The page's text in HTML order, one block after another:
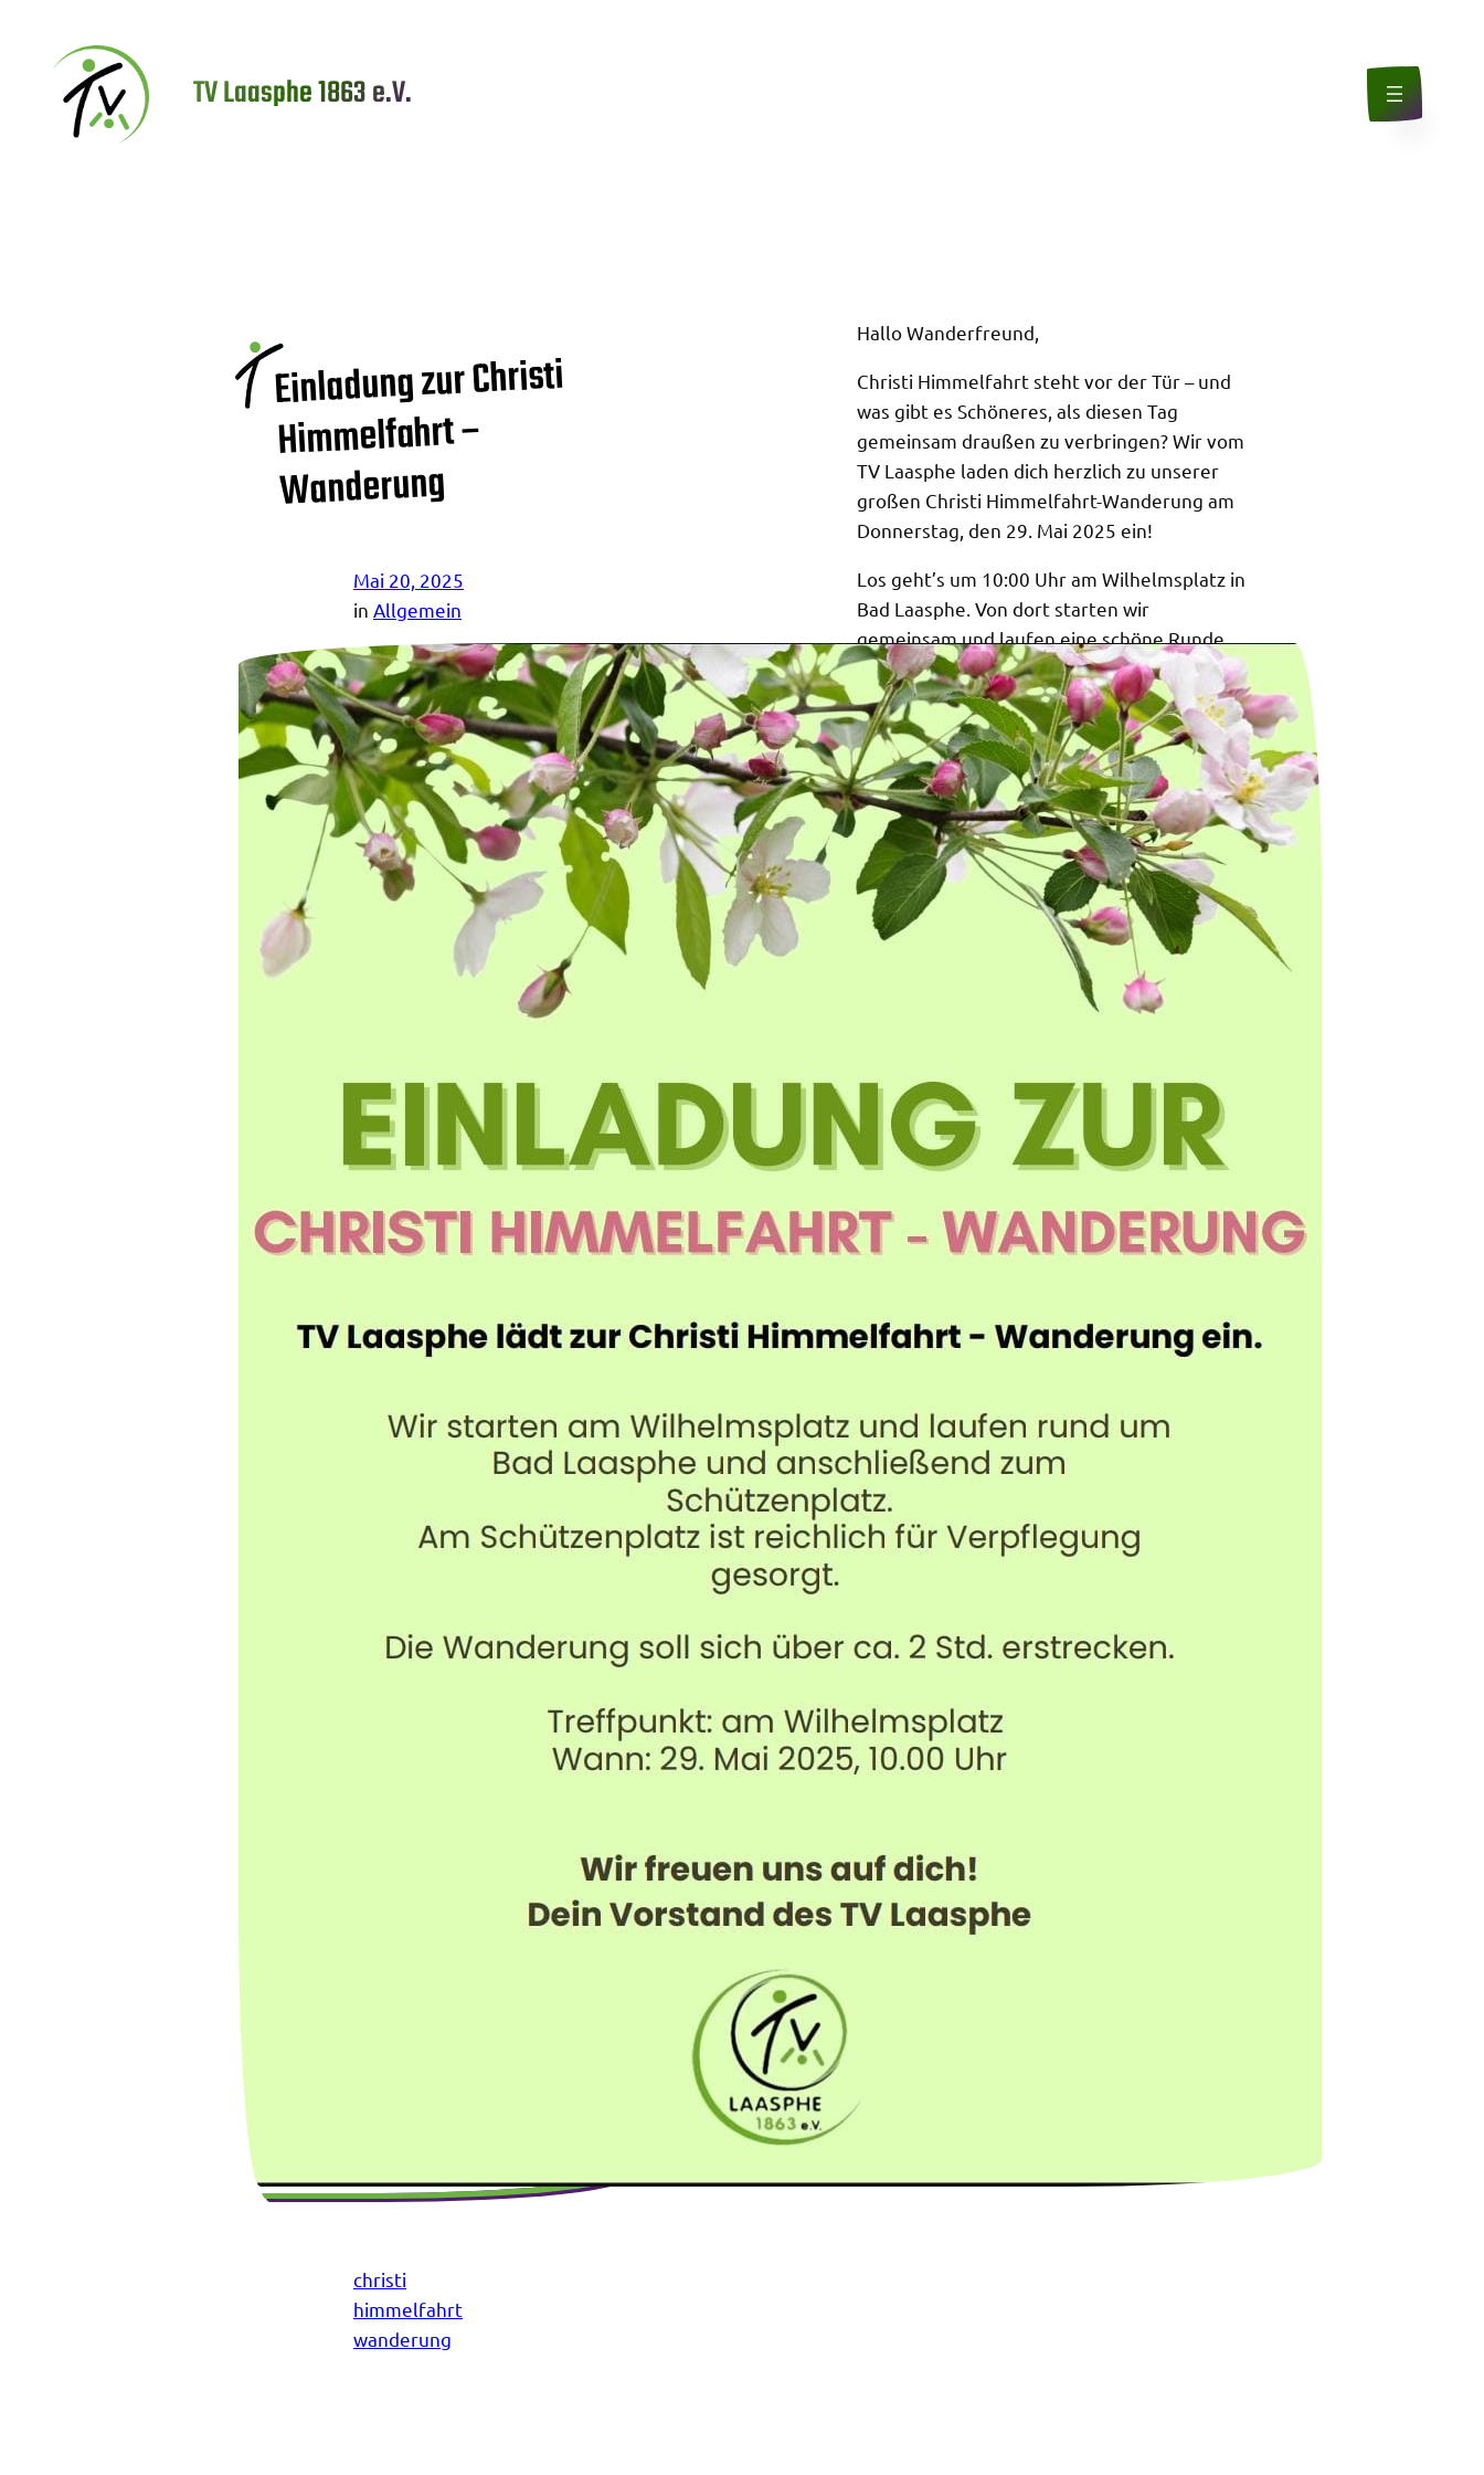
Inhalt
springen
TV Laasphe 1863 e.V.
Einladung zur Christi
Himmelfahrt –
Wanderung
Mai 20, 2025
in Allgemein
christi
himmelfahrt
wanderung
Hallo Wanderfreund,
Christi Himmelfahrt steht vor der Tür – und
was gibt es Schöneres, als diesen Tag
gemeinsam draußen zu verbringen? Wir vom
TV Laasphe laden dich herzlich zu unserer
großen Christi Himmelfahrt-Wanderung am
Donnerstag, den 29. Mai 2025 ein!
Los geht’s um 10:00 Uhr am Wilhelmsplatz in
Bad Laasphe. Von dort starten wir
gemeinsam und laufen eine schöne Runde
rund um unser Bad Laasphe. Unser Ziel: der
Schützenplatz.
Aber keine Sorge – unterwegs bleibt genug
Zeit für Gespräche, kleine Pausen und jede
Menge gute Laune. Die Wanderung ist etwa
zwei Stunden lang und für jeden gut
machbar, ob sportlich oder gemütlich
unterwegs.
Am Schützenplatz angekommen, erwartet
dich eine leckere Verpflegung. Dort sorgen
wir mit kühlen Getränken, Kaffee, Kuchen
Wir freuen uns darauf, mit dir und vielen
anderen einen schönen Tag zu erleben.
Mach mit und genieß die Natur, die
Wir sehen uns am 29. Mai um 10 Uhr am
Herzliche Grüße,